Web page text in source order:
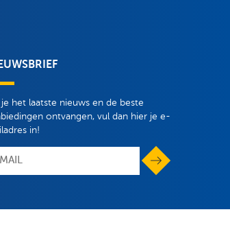
je het laatste nieuws en de beste
ontvangen, vul dan hier je e-
in!